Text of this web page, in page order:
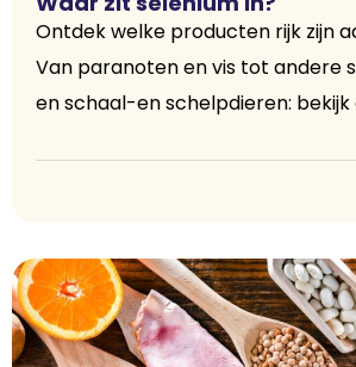
Ontdek welke producten rijk zijn
Van paranoten en vis tot andere
en schaal-en schelpdieren: bekijk